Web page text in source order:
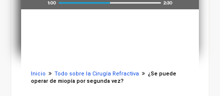
Inicio Todo sobre la Cirugía Refractiva
¿Se puede
operar de miopía por segunda vez?